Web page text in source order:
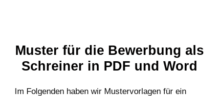
Muster für die Bewerbung als
Schreiner in PDF und Word
Im Folgenden haben wir Mustervorlagen für ein